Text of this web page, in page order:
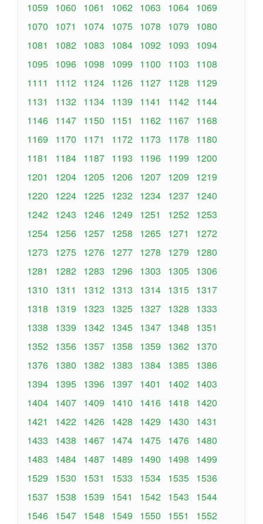
1059
1060 1061 1062 1063 1064 1069
1070
1071 1074 1075 1078 1079
1080
1081
1082 1083 1084 1092 1093
1094
1095 1096 1098 1099 1100 1103
1108
1111
1112 1124 1126 1127 1128
1129
1131
1132 1134 1139 1141 1142 1144
1146 1147 1150 1151 1162 1167 1168
1169
1170 1171 1172 1173 1178
1180
1181
1184 1187 1193 1196 1199
1200
1201
1204 1205 1206 1207 1209
1219
1220
1224 1225 1232 1234 1237 1240
1242 1243 1246 1249 1251 1252 1253
1254 1256 1257 1258 1265 1271
1272
1273
1275 1276 1277 1278 1279
1280
1281
1282 1283 1296 1303 1305 1306
1310
1311 1312 1313 1314 1315 1317
1318
1319 1323 1325 1327 1328
1333
1338
1339 1342 1345 1347 1348
1351
1352 1356 1357 1358 1359 1362 1370
1376 1380 1382 1383 1384 1385 1386
1394 1395 1396 1397 1401 1402 1403
1404 1407 1409 1410 1416 1418
1420
1421
1422 1426 1428 1429 1430
1431
1433
1438 1467 1474 1475 1476 1480
1483
1484 1487 1489 1490 1498
1499
1529
1530 1531 1533 1534 1535 1536
1537 1538 1539 1541 1542 1543
1544
1546 1547 1548 1549 1550 1551
1552